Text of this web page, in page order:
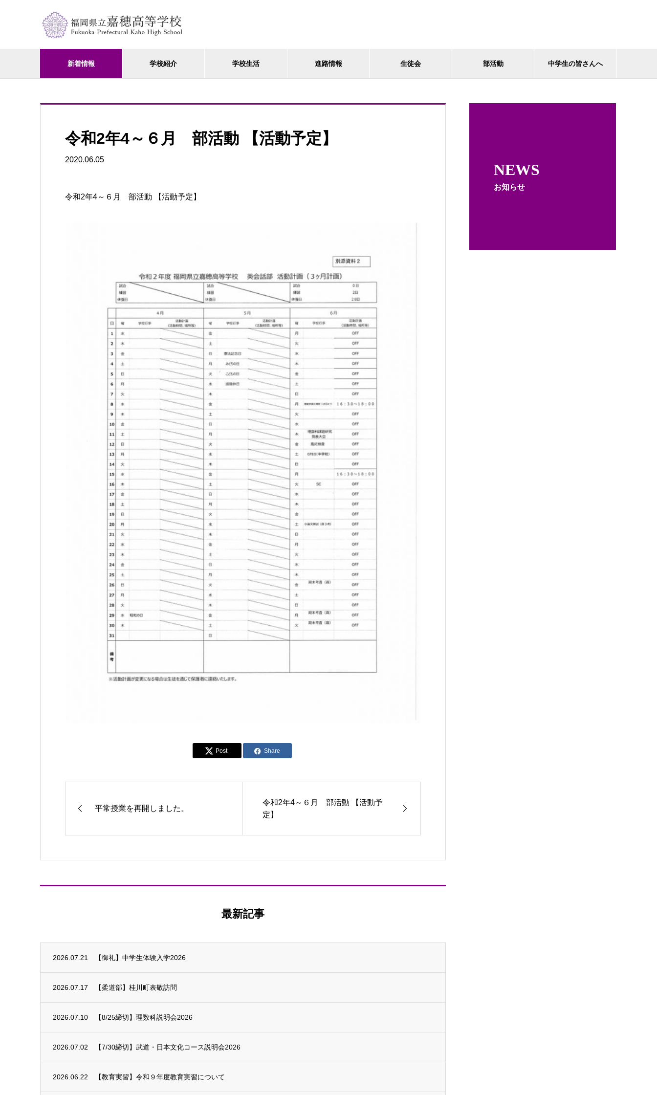
新着情報 学校紹介 学校生活 進路情報 生徒会 部活動 中学生の皆さんへ
NEWS
お知らせ
令和2年4～６月 部活動 【活動予定】
2020.06.05
令和2年4～６月 部活動 【活動予定】
Post Share
平常授業を再開しました。
令和2年4～６月 部活動 【活動予
定】
最新記事
2026.07.21 【御礼】中学生体験入学2026
2026.07.17 【柔道部】桂川町表敬訪問
2026.07.10 【8/25締切】理数科説明会2026
2026.07.02 【7/30締切】武道・日本文化コース説明会2026
2026.06.22 【教育実習】令和９年度教育実習について